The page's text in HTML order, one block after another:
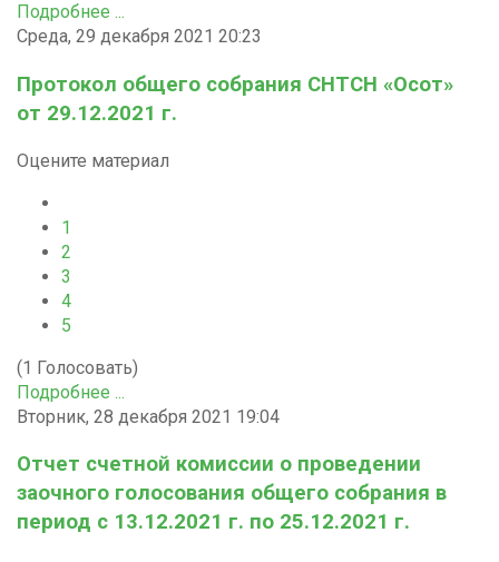
Подробнее ...
Среда, 29 декабря 2021 20:23
Протокол общего собрания СНТСН «Осот»
от 29.12.2021 г.
Оцените материал
1
2
3
4
5
(1 Голосовать)
Подробнее ...
Вторник, 28 декабря 2021 19:04
Отчет счетной комиссии о проведении
заочного голосования общего собрания в
период с 13.12.2021 г. по 25.12.2021 г.